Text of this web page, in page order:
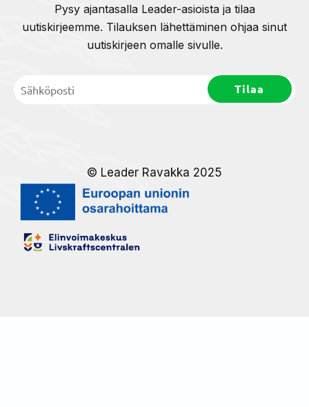
Pysy ajantasalla Leader-asioista ja tilaa
uutiskirjeemme. Tilauksen lähettäminen ohjaa sinut
uutiskirjeen omalle sivulle.
© Leader Ravakka 2025